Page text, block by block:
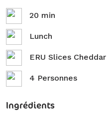
20 min
Lunch
ERU Slices Cheddar
4 Personnes
Ingrédients